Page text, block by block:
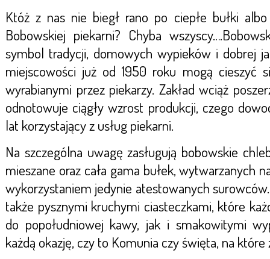
Któż z nas nie biegł rano po ciepłe bułki
Bobowskiej piekarni? Chyba
symbol tradycji, domowych wypieków i dobrej
miejscowości już od 1950 roku mogą cieszyć
wyrabianymi przez piekarzy. Zakład wciąż
odnotowuje ciągły wzrost produkcji, czego
lat korzystający z usług piekarni.
Na szczególna uwagę zasługują bobowskie
mieszane oraz cała gama bułek, wytwarzanych
wykorzystaniem jedynie atestowanych
także pysznymi kruchymi ciasteczkami, które
do popołudniowej kawy, jak i smakowitymi
każdą okazję, czy to Komunia czy święta, na które